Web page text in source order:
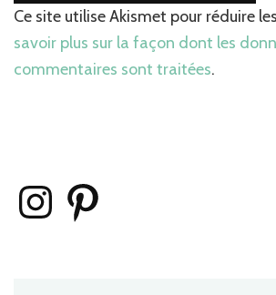
Ce site utilise Akismet pour réduire
savoir plus sur la façon dont les
commentaires sont traitées.
InstagramPinterest